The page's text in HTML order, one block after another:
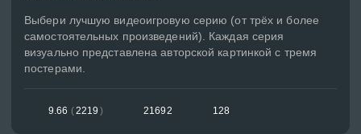
Выбери лучшую видеоигровую серию (от трёх и более
самостоятельных произведений). Каждая серия
визуально представлена авторской картинкой с тремя
постерами.
9.66 (2219 ) 21692 128